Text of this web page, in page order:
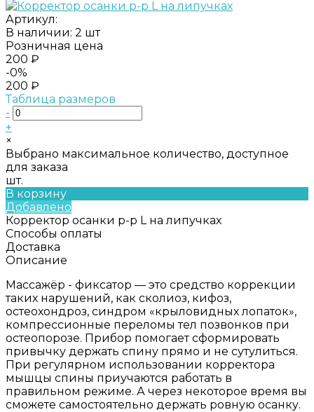
Артикул:
В наличии: 2 шт
Розничная цена
200 ₽
-0%
200 ₽
Таблица размеров
-
+
×
Выбрано максимальное количество, доступное
для заказа
шт.
В корзину
Добавлено
Корректор осанки р-р L на липучках
Способы оплаты
Доставка
Описание
Массажёр - фиксатор — это средство коррекции
таких нарушений, как сколиоз, кифоз,
остеохондроз, синдром «крыловидных лопаток»,
компрессионные переломы тел позвонков при
остеопорозе. Прибор помогает сформировать
привычку держать спину прямо и не сутулиться.
При регулярном использовании корректора
мышцы спины приучаются работать в
правильном режиме. А через некоторое время вы
сможете самостоятельно держать ровную осанку.